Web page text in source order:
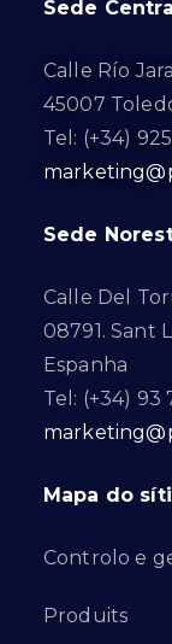
Sede
Calle Río
45007
Tel: (+34)
Sede
Calle Del
08791. Sant
Espanha
Tel: (+34) 93
Mapa do
Controlo e
Produits